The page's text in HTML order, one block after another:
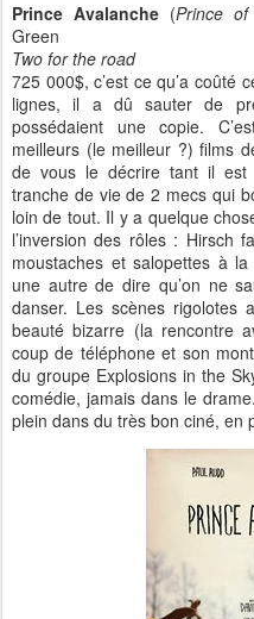
Prince Avalanche(Prince of
Green
Two for the road
725 000$, c’est ce qu’a coûté
lignes, il a dû sauter de
possédaient une copie.
meilleurs (le meilleur ?) films
de vous le décrire tant il est
tranche de vie de 2 mecs qui
loin de tout. Il y a quelque
l’inversion des rôles : Hirsch
moustaches et salopettes à
une autre de dire qu’on ne
danser. Les scènes rigolotes
beauté bizarre (la rencontre
coup de téléphone et son
du groupe Explosions in the
comédie, jamais dans le
plein dans du très bon ciné, en